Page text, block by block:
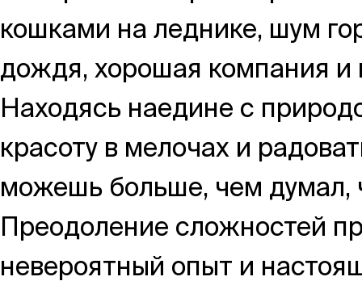
+7 925 836 16 98
info@powerofterritory.ru
Большая Новодмитровская,
вход 10, 3 этаж, КП «Дизайн
кошками на леднике, шум
дождя, хорошая компания и
Находясь наедине с
красоту в мелочах и
можешь больше, чем думал,
Преодоление сложностей
невероятный опыт и